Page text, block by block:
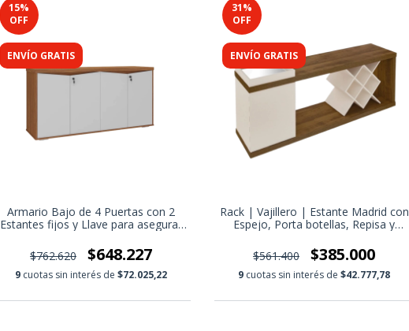
15%
OFF
ENVÍO GRATIS
Armario Bajo de 4 Puertas con 2
Estantes fijos y Llave para asegurar
Seguro en Formato Estilizado
$762.620 $648.227
9 cuotas sin interés de $72.025,22
31%
OFF
ENVÍO GRATIS
Rack | Vajillero | Estante Madrid con
Espejo, Porta botellas, Repisa y
$561.400
$385.000
9 cuotas sin interés de $42.777,78